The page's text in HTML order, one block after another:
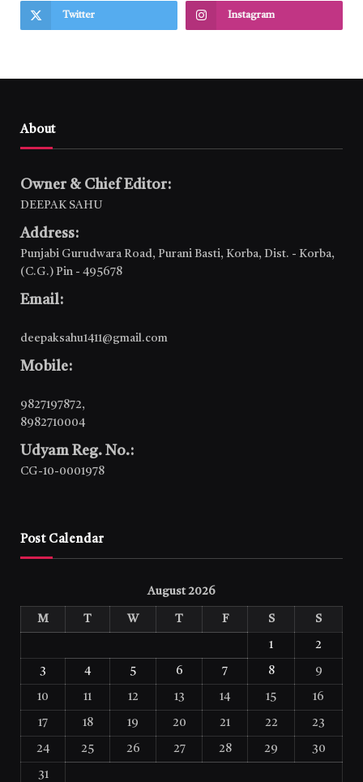
Twitter Instagram
About
Owner & Chief Editor:
DEEPAK SAHU
Address:
Punjabi Gurudwara Road, Purani Basti, Korba, Dist. - Korba,
(C.G.) Pin - 495678
Email:
deepaksahu1411@gmail.com
Mobile:
9827197872,
8982710004
Udyam Reg. No.:
CG-10-0001978
Post Calendar
August 2026
M T W T F S S
1 2
3 4 5 6 7 8 9
10 11 12 13 14 15 16
17 18 19 20 21 22 23
24 25 26 27 28 29 30
31